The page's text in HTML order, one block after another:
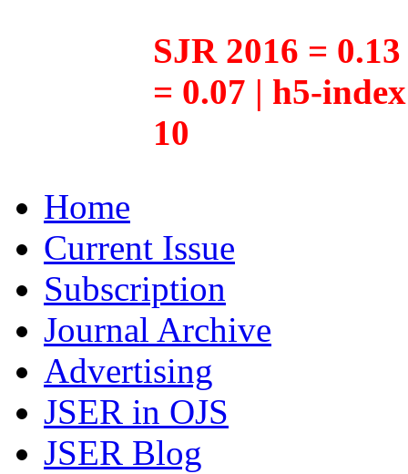
SJR 2016 =
= 0.07 | h5-
10
Home
Current Issue
Subscription
Journal Archive
Advertising
JSER in OJS
JSER Blog